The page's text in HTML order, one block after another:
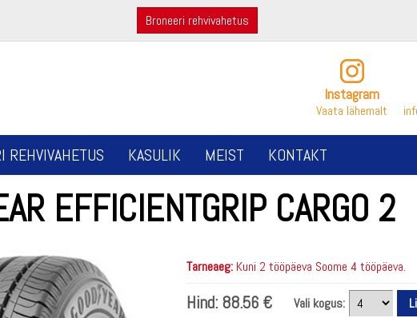
Broneeri rehvivahetus
Instagram
Vaata lähemalt
REHVIVAHETUS KASULIK MEIST KONTAKT
EFFICIENTGRIP CARGO 2
Tarneaeg: Kuni 2 tööpäeva Soome 4 tööpäeva.
Hind: 88.56 € Vali kogus: